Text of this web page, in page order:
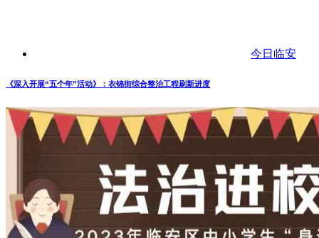
今日临安
《深入开展“五个年”活动》：衣锦街综合整治工程刷新进度